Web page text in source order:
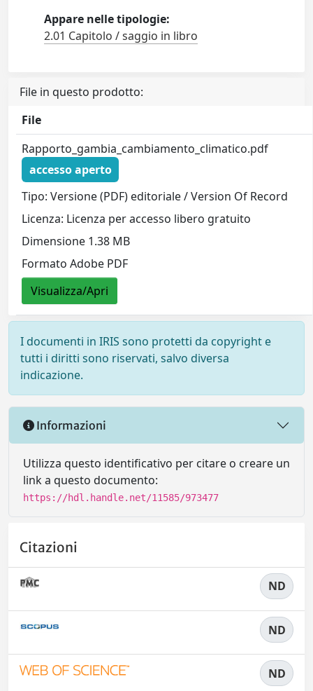
Appare nelle tipologie:
2.01 Capitolo / saggio in libro
File in questo prodotto:
File
Rapporto_gambia_cambiamento_climatico.pdf
accesso aperto
Tipo: Versione (PDF) editoriale / Version Of Record
Licenza: Licenza per accesso libero gratuito
Dimensione 1.38 MB
Formato Adobe PDF
Visualizza/Apri
I documenti in IRIS sono protetti da copyright e
tutti i diritti sono riservati, salvo diversa
indicazione.
Informazioni
Utilizza questo identificativo per citare o creare un
link a questo documento:
https://hdl.handle.net/11585/973477
Citazioni
ND
ND
ND